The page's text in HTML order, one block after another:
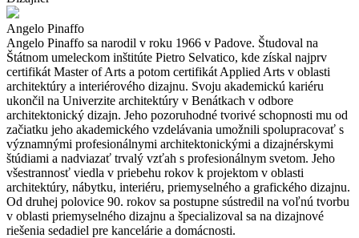
Angelo Pinaffo
Angelo Pinaffo sa narodil v roku 1966 v Padove. Študoval na
Štátnom umeleckom inštitúte Pietro Selvatico, kde získal najprv
certifikát Master of Arts a potom certifikát Applied Arts v oblasti
architektúry a interiérového dizajnu. Svoju akademickú kariéru
ukončil na Univerzite architektúry v Benátkach v odbore
architektonický dizajn. Jeho pozoruhodné tvorivé schopnosti mu od
začiatku jeho akademického vzdelávania umožnili spolupracovať s
významnými profesionálnymi architektonickými a dizajnérskymi
štúdiami a nadviazať trvalý vzťah s profesionálnym svetom. Jeho
všestrannosť viedla v priebehu rokov k projektom v oblasti
architektúry, nábytku, interiéru, priemyselného a grafického dizajnu.
Od druhej polovice 90. rokov sa postupne sústredil na voľnú tvorbu
v oblasti priemyselného dizajnu a špecializoval sa na dizajnové
riešenia sedadiel pre kancelárie a domácnosti.